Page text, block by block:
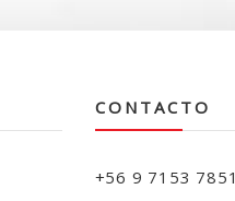
CONTACTO
+56 9 7153 7851